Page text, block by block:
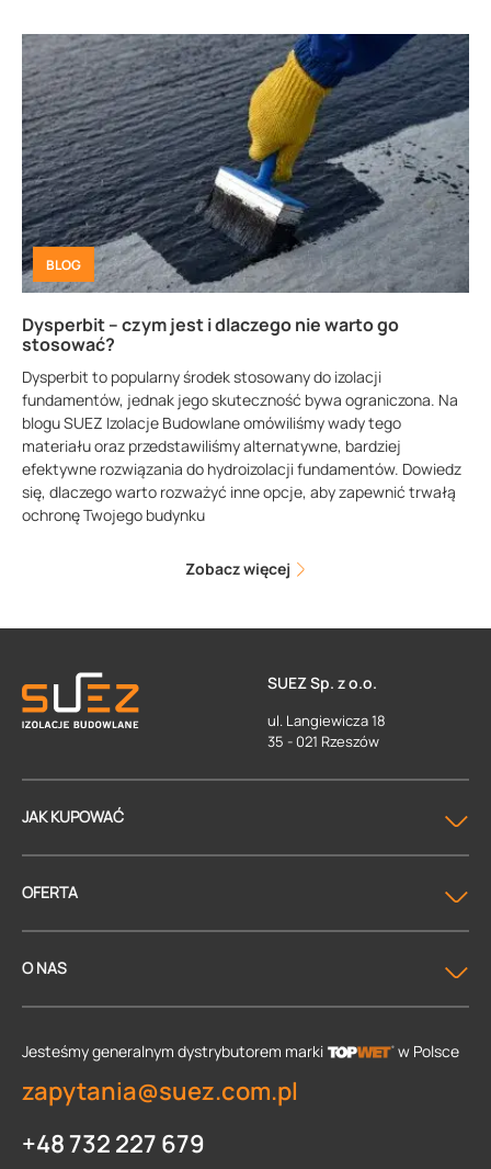
BLOG
Dysperbit – czym jest i dlaczego nie warto go
stosować?
Dysperbit to popularny środek stosowany do izolacji
fundamentów, jednak jego skuteczność bywa ograniczona. Na
blogu SUEZ Izolacje Budowlane omówiliśmy wady tego
materiału oraz przedstawiliśmy alternatywne, bardziej
efektywne rozwiązania do hydroizolacji fundamentów. Dowiedz
się, dlaczego warto rozważyć inne opcje, aby zapewnić trwałą
ochronę Twojego budynku
Zobacz więcej
SUEZ Sp. z o.o.
ul. Langiewicza 18
35 - 021 Rzeszów
JAK KUPOWAĆ
OFERTA
O NAS
Jesteśmy generalnym dystrybutorem marki w Polsce
zapytania@suez.com.pl
+48 732 227 679